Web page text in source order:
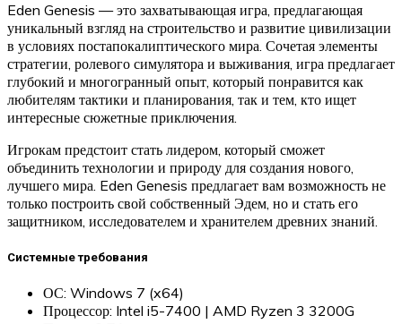
Eden Genesis — это захватывающая игра, предлагающая
уникальный взгляд на строительство и развитие цивилизации
в условиях постапокалиптического мира. Сочетая элементы
стратегии, ролевого симулятора и выживания, игра предлагает
глубокий и многогранный опыт, который понравится как
любителям тактики и планирования, так и тем, кто ищет
интересные сюжетные приключения.
Игрокам предстоит стать лидером, который сможет
объединить технологии и природу для создания нового,
лучшего мира. Eden Genesis предлагает вам возможность не
только построить свой собственный Эдем, но и стать его
защитником, исследователем и хранителем древних знаний.
Системные требования
ОС: Windows 7 (x64)
Процессор: Intel i5-7400 | AMD Ryzen 3 3200G